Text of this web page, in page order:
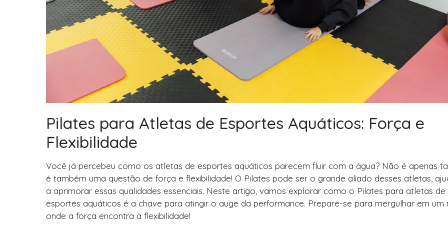
Pilates para Atletas de Esportes Aquáticos: Força e
Flexibilidade
Você já percebeu como os atletas de esportes aquáticos parecem fluir com a água? Não é apenas
é também uma questão de força e flexibilidade! O Pilates pode ser o grande aliado desses atletas,
a aprimorar essas qualidades essenciais. Neste artigo, vamos explorar como o Pilates para atletas de
esportes aquáticos é a chave para atingir o auge da performance. Prepare-se para mergulhar em um
onde a força encontra a flexibilidade!